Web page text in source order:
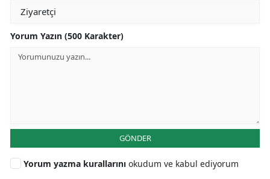
Yorum Yazın (500 Karakter)
GÖNDER
Yorum yazma kurallarını okudum ve kabul ediyorum